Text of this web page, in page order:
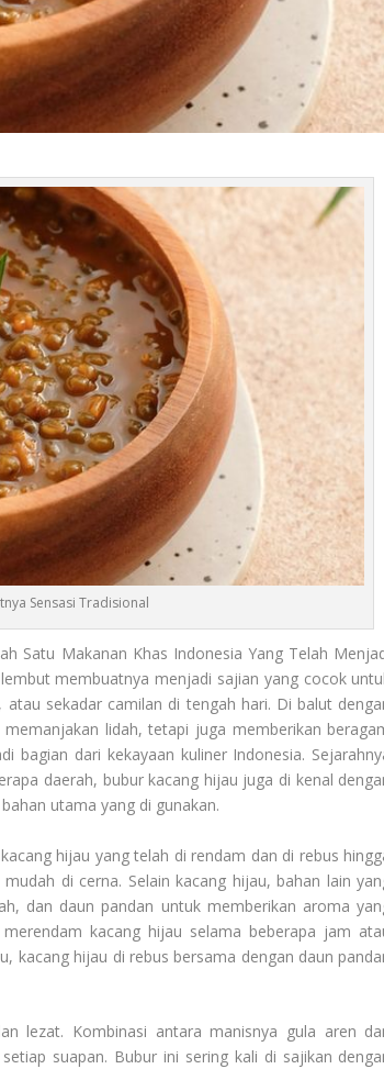
Sensasi Tradisional
Satu Makanan Khas Indonesia Yang Telah
membuatnya menjadi sajian yang cocok
sekadar camilan di tengah hari. Di balut
lidah, tetapi juga memberikan
bagian dari kekayaan kuliner Indonesia.
daerah, bubur kacang hijau juga di kenal
utama yang di gunakan.
hijau yang telah di rendam dan di rebus
di cerna. Selain kacang hijau, bahan lain
dan daun pandan untuk memberikan aroma
kacang hijau selama beberapa jam
kacang hijau di rebus bersama dengan daun
lezat. Kombinasi antara manisnya gula aren
suapan. Bubur ini sering kali di sajikan